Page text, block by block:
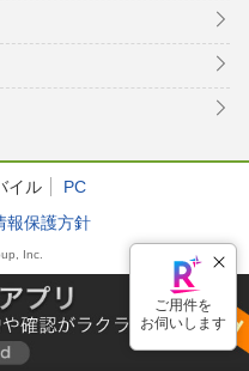
イル
PC
報保護方針
Inc.
ご用件を
お伺いします